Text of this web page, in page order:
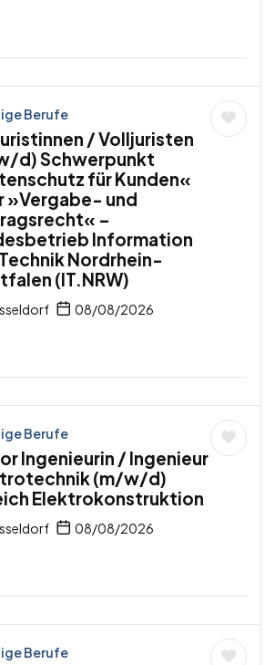
Berufe
/ Volljuristen
d) Schwerpunkt
für Kunden«
»Vergabe- und
–
Information
Nordrhein-
(IT.NRW)
08/08/2026
Berufe
Ingenieurin / Ingenieur
(m/w/d)
Elektrokonstruktion
08/08/2026
Berufe